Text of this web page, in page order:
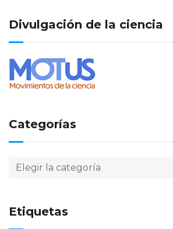
Divulgación de la ciencia
Categorías
Etiquetas